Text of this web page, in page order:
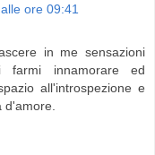
ore 09:41
in me sensazioni
innamorare ed
all'introspezione e